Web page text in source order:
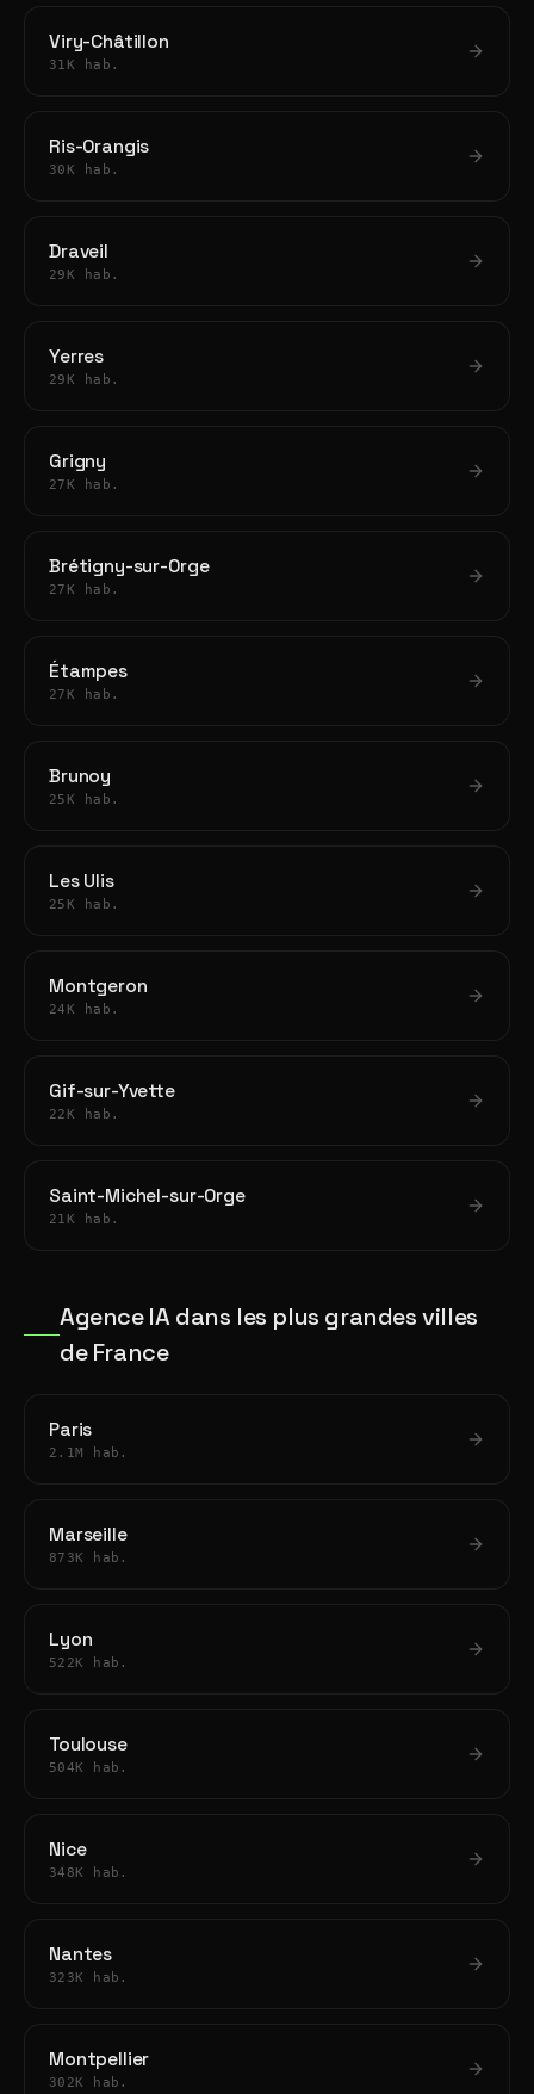
Viry-Châtillon
31K hab.
Ris-Orangis
30K hab.
Draveil
29K hab.
Yerres
29K hab.
Grigny
27K hab.
Brétigny-sur-Orge
27K hab.
Étampes
27K hab.
Brunoy
25K hab.
Les Ulis
25K hab.
Montgeron
24K hab.
Gif-sur-Yvette
22K hab.
Saint-Michel-sur-Orge
21K hab.
Agence IA dans les plus grandes villes
de France
Paris
2.1M hab.
Marseille
873K hab.
Lyon
522K hab.
Toulouse
504K hab.
Nice
348K hab.
Nantes
323K hab.
Montpellier
302K hab.